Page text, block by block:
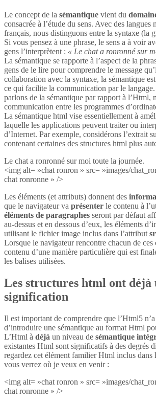
Le concept de la sémantique vient du
consacrée à l’étude du sens. Avec des langues
français, nous distinguons entre la syntaxe (la
Si vous pensez à une phrase, le sens a à voir
gens l’interprètent : « Le chat a ronronné sur
La sémantique se rapporte à l’aspect de la
gens de le lire pour comprendre le message
collaboration avec la syntaxe, la sémantique
ce qui facilite la communication par le
parlons de la sémantique par rapport à l’Html,
communication entre les programmes
La sémantique html vise essentiellement à
laquelle les applications peuvent traiter ou
d’Internet. Par exemple, considérons l’extrait
contenant certaines des structures html plus
Le chat a ronronné sur moi toute la journée.
<img alt= »chat ronron » src= »images/
chat ronronne » />
Les éléments (et attributs) donnent des
que le navigateur va présenter le contenu à
éléments de paragraphes seront par défaut
au-dessus et en dessous d’eux, les éléments
utilisant le fichier image inclus dans l’attribut
Lorsque le navigateur rencontre chacun de ces
contenu d’une manière particulière qui est
les balises utilisées.
Les structures html ont déjà
signification
Il est important de comprendre que l’Html5
d’introduire une sémantique au format Html
L’Html à déjà un niveau de sémantique
existantes Html sont significatifs à des degrés
regardez cet élément familier Html inclus dans
vous verrez où je veux en venir :
<img alt= »chat ronron » src= »images/
chat ronronne » />